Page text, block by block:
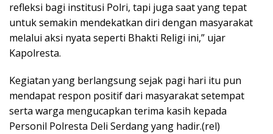
refleksi bagi institusi Polri, tapi juga saat yang tepat
untuk semakin mendekatkan diri dengan masyarakat
melalui aksi nyata seperti Bhakti Religi ini,” ujar
Kapolresta.
Kegiatan yang berlangsung sejak pagi hari itu pun
mendapat respon positif dari masyarakat setempat
serta warga mengucapkan terima kasih kepada
Personil Polresta Deli Serdang yang hadir.(rel)